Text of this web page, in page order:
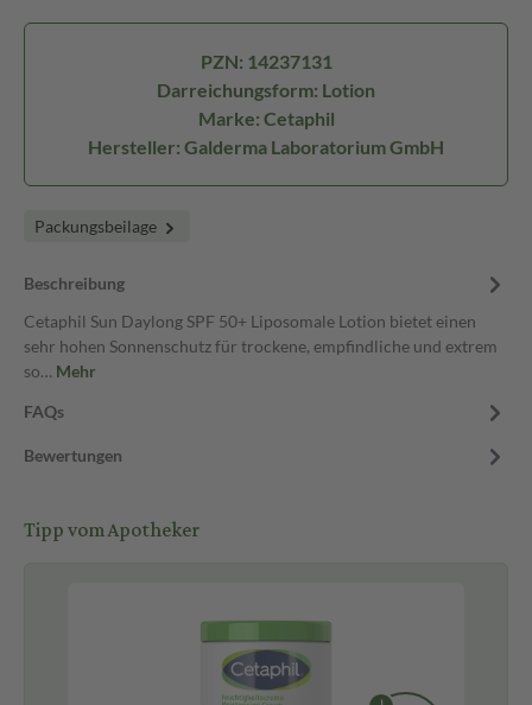
PZN: 14237131
Darreichungsform: Lotion
Marke: Cetaphil
Hersteller: Galderma Laboratorium GmbH
Packungsbeilage
Beschreibung
Cetaphil Sun Daylong SPF 50+ Liposomale Lotion bietet einen
sehr hohen Sonnenschutz für trockene, empfindliche und extrem
so… Mehr
FAQs
Bewertungen
Tipp vom Apotheker